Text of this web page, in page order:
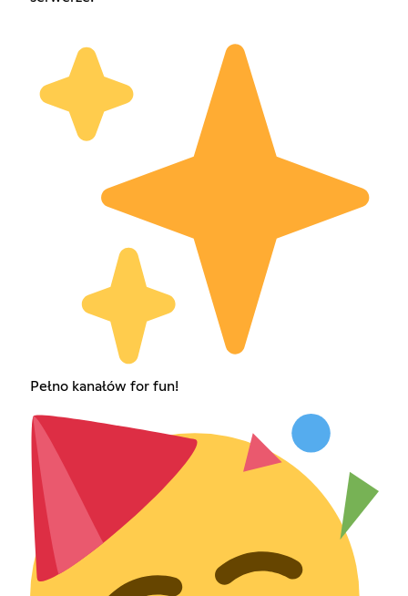
Pełno kanałów for fun!